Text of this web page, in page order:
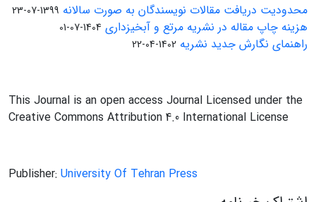
محدودیت دریافت مقالات نویسندگان به صورت سالانه 1399-07-23
هزینه چاپ مقاله در نشریه مرتع و آبخیزداری 1404-07-01
راهنمای نگارش جدید نشریه 1402-04-22
This Journal is an open access Journal Licensed under the
Creative Commons Attribution 4.0 International License
Publisher: University Of Tehran Press